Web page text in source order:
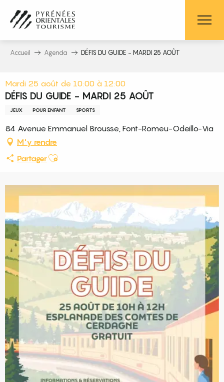
contenu
principal
Accueil Agenda DÉFIS DU GUIDE - MARDI 25 AOÛT
Mardi 25 août de 10:00 à 12:00
DÉFIS DU GUIDE - MARDI 25 AOÛT
JEUX POUR ENFANT SPORTS
84 Avenue Emmanuel Brousse, Font-Romeu-Odeillo-Via
M'y rendre
PartagerAjouter aux favoris